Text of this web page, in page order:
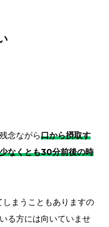
念ながら口から摂取す
なくとも30分前後の時
まうこともありますの
る方には向いていませ